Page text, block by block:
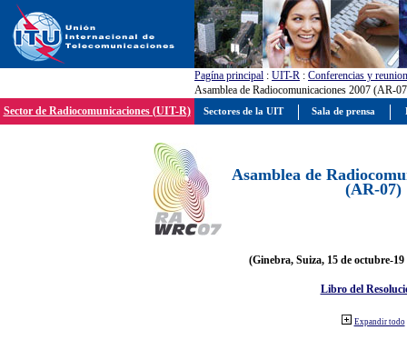
Pagína principal : UIT-R : Conferencias y
Asamblea de Radiocomunicaciones 2007 (AR-
Sector de Radiocomunicaciones (UIT-R)
Asamblea de
(AR-07)
(Ginebra, Suiza, 15 de octubre-19
Libro del
Expandir todo
Sectores de la UIT Sala de prensa